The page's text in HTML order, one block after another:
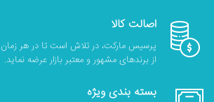
اصالت کالا
پرسیس مارکت، در تلاش است تا در هر زمان
از برندهای مشهور و معتبر بازار عرضه نماید.
بسته بندی ویژه